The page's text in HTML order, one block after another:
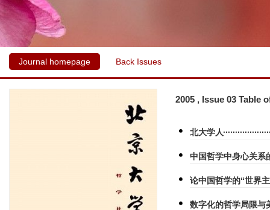
Journal homepage Back Issues
2005 , Issue 03 Table
北大学人
中国哲学中身心关系
论中国哲学的“世界
数字化的哲学局限与